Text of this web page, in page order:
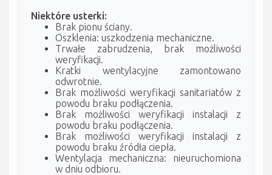
Niektóre usterki:
Brak pionu ściany.
Oszklenia: uszkodzenia mechaniczne.
Trwałe zabrudzenia, brak możliwości
weryfikacji.
Kratki wentylacyjne zamontowano
odwrotnie.
Brak możliwości weryfikacji sanitariatów z
powodu braku podłączenia.
Brak możliwości weryfikacji instalacji z
powodu braku podłączenia.
Brak możliwości weryfikacji instalacji z
powodu braku źródła ciepła.
Wentylacja mechaniczna: nieuruchomiona
w dniu odbioru.